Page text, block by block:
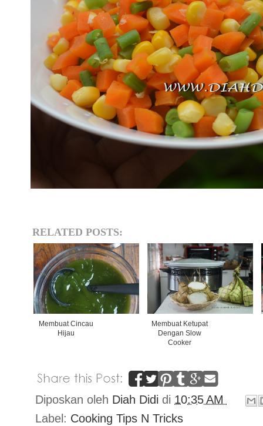
RELATED POSTS:
Membuat Cincau
Hijau
Membuat Ketupat
Dengan Slow
Cooker
Diposkan oleh Diah Didi di 10:35 AM
Label: Cooking Tips N Tricks